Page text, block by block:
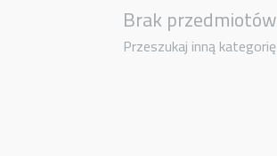
Brak przedmiotów
Przeszukaj inną kategorię